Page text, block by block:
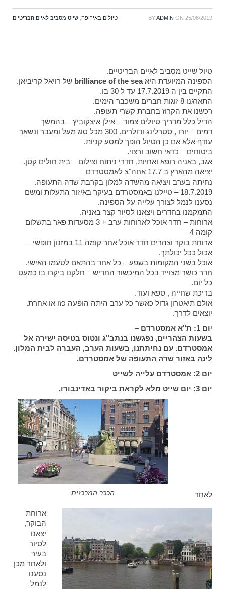
BYADMIN ON 25/08/2019 טיולים באירופה שייט מסביב לאיים הבריטיים
טיול שייט מסביב לאיים הבריטיים.
הספינה המיועדת היאbrilliance of the sea של רויאל קריביאן.
התקיים בין ה 17.7.2019 עד ל 30 בו.
התארגנו 8 זוגות חברים משכבר הימים.
רכשנו את הקרוז בחברת קשרי תעופה.
הדיל כלל מדריך טיולים צמוד – אילן איצקוביץ – בהמשך
דמים – יורו , סטרלינג ודולרים. 300 מכל סוג מעל ומעבר ונשאר
עודף אלא אם כן הטיול הופך למסע קניות.
ביטוחים – כדאי חשוב ורצוי.
אגב, באניה רופא ואחיות, חדרי ניתוח וצילום – בית חולים קטן.
יציאה מהארץ ב 17.7 אחה"צ לאמסטרדם
נחיתה בערב ויציאה מהשדה למלון בקרבת שדה התעופה.
18.7.2019 – טיילנו באמסטרדם בעיקר באיזור התעלות ומשם
נסענו לנמל לצורך עלייה על הספינה.
התמקמנו בחדרים ויצאנו לסיור קצר באניה.
ארוחות – חדר אוכל לארוחות ערב + 3 מסעדות פאר בתשלום
קומה 4
ארוחת בוקר וצהרים חדר אוכל אחר קומה 11 במזנון חופשי –
אכול ככל יכולתך.
אוכל בשני המקומות בשפע – כל אחד בהתאם לטעמו האישי.
חדר כושר מצוייד בכל המיכשור החדיש – חלקנו ביקרו בו כמעט
כל יום.
בריכת שחייה , ספא ועוד.
אולם תיאטרון גדול כאשר כל ערב היתה הופעה כזו או אחרת.
יוצאים לדרך.
יום 1: ת"א אמסטרדם –
בשעות הצהריים, נפגשנו בנתב"ג ונטוס בטיסה ישירה אל
אמסטרדם. עם נחיתתנו, בשעות הערב, העברה לבית המלון.
לינה באזור שדה התעופה של אמסטרדם.
יום 2: אמסטרדם עלייה לשייט
יום 3: יום שייט מלא לקראת ביקור באדינבורו.
הככר המרכזית לאחר
ארוחת
הבוקר,
יצאנו
לסיור
בעיר
ולאחר מכן
נסענו
לנמל